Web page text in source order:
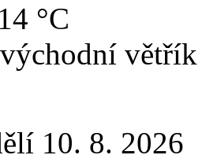
14 °C
větřík
10. 8. 2026